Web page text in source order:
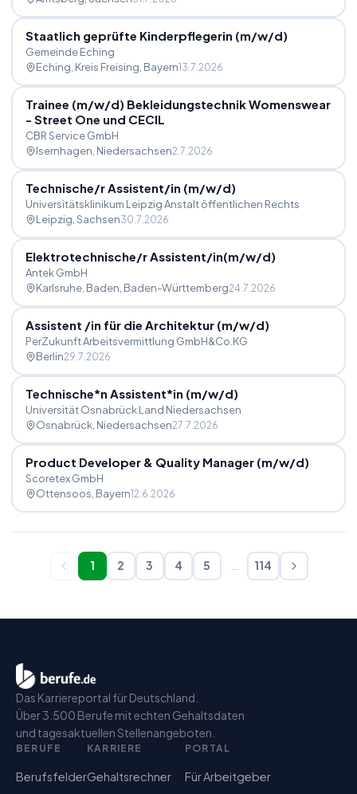
Staatlich geprüfte Kinderpflegerin (m/w/d)
Gemeinde Eching
Eching, Kreis Freising , Bayern13.7.2026
Trainee (m/w/d) Bekleidungstechnik Womenswear
- Street One und CECIL
CBR Service GmbH
Isernhagen , Niedersachsen2.7.2026
Technische/r Assistent/in (m/w/d)
Universitätsklinikum Leipzig Anstalt öffentlichen Rechts
Leipzig , Sachsen30.7.2026
Elektrotechnische/r Assistent/in(m/w/d)
Antek GmbH
Karlsruhe, Baden , Baden-Württemberg24.7.2026
Assistent /in für die Architektur (m/w/d)
PerZukunft Arbeitsvermittlung GmbH&Co.KG
Berlin29.7.2026
Technische*n Assistent*in (m/w/d)
Universität Osnabrück Land Niedersachsen
Osnabrück, Niedersachsen27.7.2026
Product Developer & Quality Manager (m/w/d)
Scoretex GmbH
Ottensoos , Bayern12.6.2026
1 2 3 4 5 114
Das Karriereportal für Deutschland.
Über 3.500 Berufe mit echten Gehaltsdaten
und tagesaktuellen Stellenangeboten.
BERUFE
Berufsfelder
KARRIERE
Gehaltsrechner
PORTAL
Für Arbeitgeber